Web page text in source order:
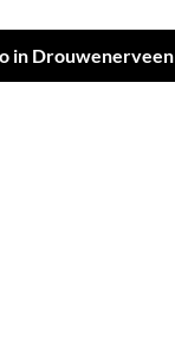
in Drouwenerveen